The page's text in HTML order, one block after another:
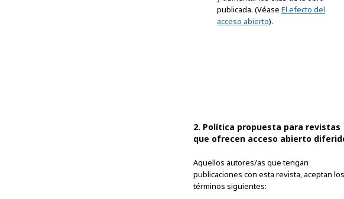
publicada. (Véase El efecto del
acceso abierto).
2. Política propuesta para revistas
que ofrecen acceso abierto
Aquellos autores/as que tengan
publicaciones con esta revista, aceptan los
términos siguientes: